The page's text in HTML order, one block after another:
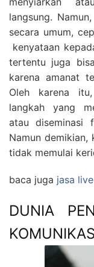
langsung.
secara umum,
kenyataan
tertentu juga
karena amanat
Oleh karena
langkah yang
atau diseminasi
Namun
tidak memulai
baca juga jasa
DUNIA